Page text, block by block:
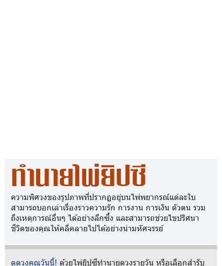
ทำนายไพ่ยิปซี
ความพิศวงของรูปภาพที่ปรากฏอยู่บนไพ่พยากรณ์แต่ละใบ
สามารถบอกเล่าเรื่องราวความรัก การงาน การเงิน ตัวตน รวม
ถึงเหตุการณ์อื่นๆ ได้อย่างลึกซึ้ง และสามารถช่วยไขปริศนา
ชีวิตของคุณให้คลี่คลายไปได้อย่างน่ามหัศจรรย์
ดูดวงคุณวันนี้! ด้วยไพ่ยิปซีทำนายดวงรายวัน หรือเลือกสำรับ